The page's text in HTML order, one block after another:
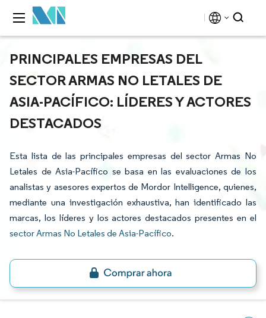
PRINCIPALES EMPRESAS DEL
SECTOR ARMAS NO LETALES DE
ASIA-PACÍFICO: LÍDERES Y ACTORES
DESTACADOS
Esta lista de las principales empresas del sector Armas No
Letales de Asia-Pacífico se basa en las evaluaciones de los
analistas y asesores expertos de Mordor Intelligence, quienes,
mediante una investigación exhaustiva, han identificado las
marcas, los líderes y los actores destacados presentes en el
sector Armas No Letales de Asia-Pacífico.